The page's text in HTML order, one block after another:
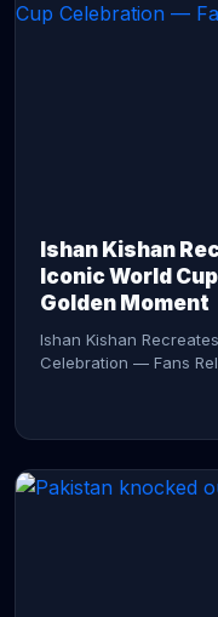
Ishan Kishan
Iconic World
Golden Moment
Ishan Kishan
Celebration — Fans